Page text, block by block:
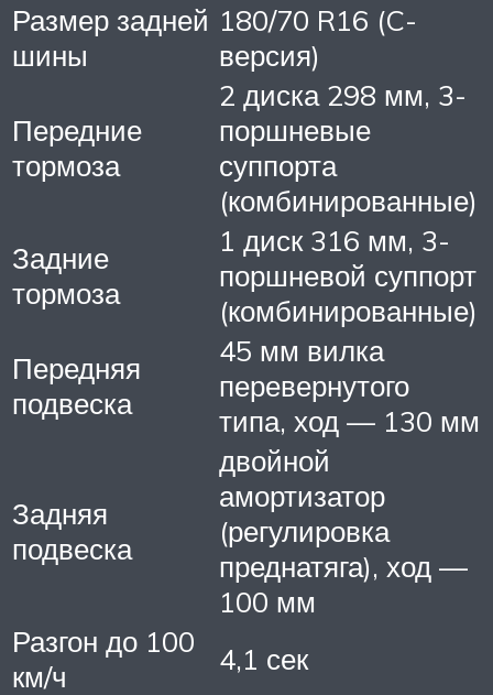
Размер задней
шины
180/70 R16 (C-
версия)
Передние
тормоза
2 диска 298 мм, 3-
поршневые
суппорта
(комбинированные)
Задние
тормоза
1 диск 316 мм, 3-
поршневой суппорт
(комбинированные)
Передняя
подвеска
45 мм вилка
перевернутого
типа, ход — 130 мм
Задняя
подвеска
двойной
амортизатор
(регулировка
преднатяга), ход —
100 мм
Разгон до 100
км/ч
4,1 сек